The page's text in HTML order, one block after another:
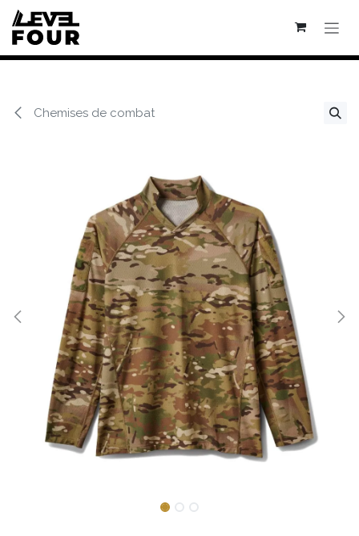
Se rendre au contenu
Chemises de combat